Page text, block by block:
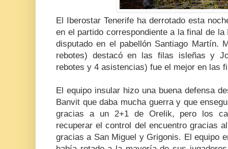
El Iberostar Tenerife ha derrotado esta
en el partido correspondiente a la final de
disputado en el pabellón Santiago Martín.
rebotes) destacó en las filas isleñas y
rebotes y 4 asistencias) fue el mejor en las
El equipo insular hizo una buena defensa
Banvit que daba mucha guerra y que
gracias a un 2+1 de Orelik, pero los
recuperar el control del encuentro gracias
gracias a San Miguel y Grigonis. El equipo